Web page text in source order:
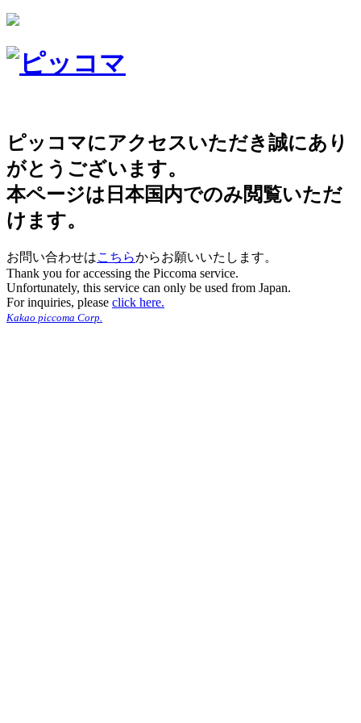
ピッコマにアクセスいただき誠にあり
がとうございます。
本ページは日本国内でのみ閲覧いただ
けます。
お問い合わせはこちらからお願いいたします。
Thank you for accessing the Piccoma service.
Unfortunately, this service can only be used from Japan.
For inquiries, please click here.
Kakao piccoma Corp.